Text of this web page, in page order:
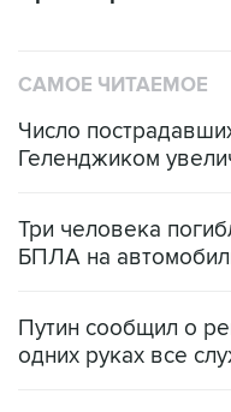
САМОЕ ЧИТАЕМОЕ
Число
Геленджиком
Три человека
БПЛА на
Путин сообщил о
одних руках все